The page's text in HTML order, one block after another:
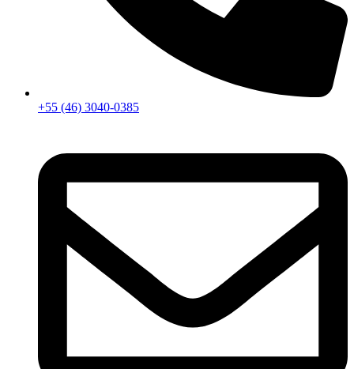
+55 (46) 3040-0385